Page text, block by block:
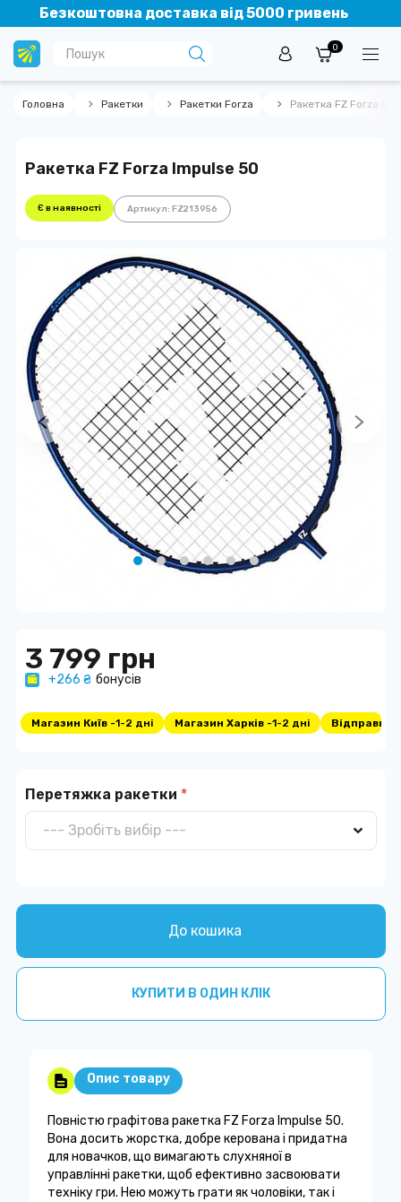
Безкоштовна доставка від 5000 гривень
0
Головна Ракетки Ракетки Forza Ракетка FZ Forza
Ракетка FZ Forza Impulse 50
Є в наявності Артикул: FZ213956
3 799 грн
+266 ₴ бонусів
Магазин Київ -1-2 дні Магазин Харків -1-2 дні Відправка -
Перетяжка ракетки *
До кошика
КУПИТИ В ОДИН КЛІК
Опис товару
Повністю графітова ракетка FZ Forza Impulse 50.
Вона досить жорстка, добре керована і придатна
для новачков, що вимагають слухняної в
управлінні ракетки, щоб ефективно засвоювати
техніку гри. Нею можуть грати як чоловіки, так і